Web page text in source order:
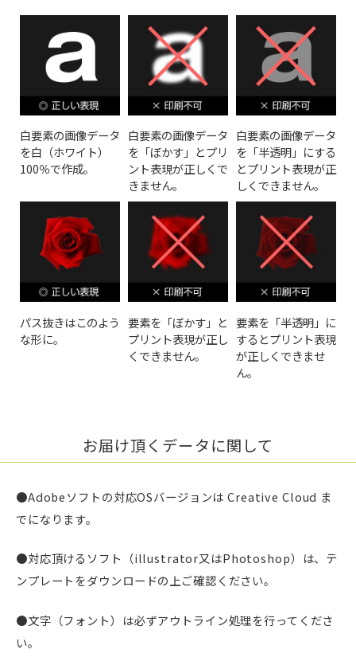
白要素の画像データ
を白（ホワイト）
100％で作成。
白要素の画像データ
を「ぼかす」とプリ
ント表現が正しくで
きません。
白要素の画像データ
を「半透明」にする
とプリント表現が正
しくできません。
パス抜きはこのよう
な形に。
要素を「ぼかす」と
プリント表現が正し
くできません。
要素を「半透明」に
するとプリント表現
が正しくできませ
ん。
お届け頂くデータに関して
●Adobeソフトの対応OSバージョンは Creative Cloud ま
でになります。
●対応頂けるソフト（illustrator又はPhotoshop）は、テ
ンプレートをダウンロードの上ご確認ください。
●文字（フォント）は必ずアウトライン処理を行ってくださ
い。